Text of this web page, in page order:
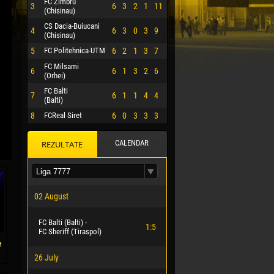
3
(Chisinau)
6 3 2 1 11
4
CS Dacia-Buiucani
(Chisinau)
6 3 0 3 9
5 FC Politehnica-UTM 6 2 1 3 7
6
FC Milsami
(Orhei)
6 1 3 2 6
7
FC Balti
(Balti)
6 1 1 4 4
8 FCReal Siret 6 0 3 3 3
REZULTATE CALENDAR
02 August
FC Balti (Balti) -
FC Sheriff (Tiraspol)
1:5
26 July